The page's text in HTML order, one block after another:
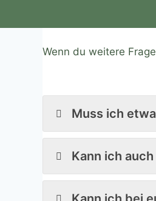
Wenn du weitere
Muss ich
Kann ich